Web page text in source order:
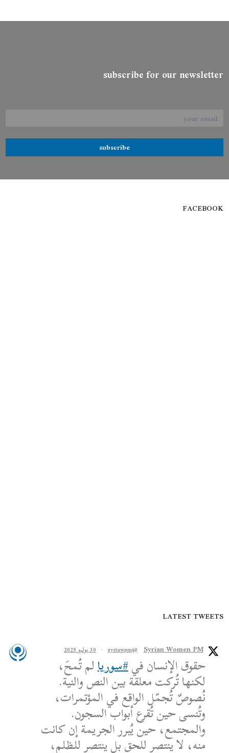
subscribe for our newsletter
subscribe
FACEBOOK
LATEST TWEETS
Syrian Women PM
@syriawpm
· 30 يوليو 2025
حقوق الإنسان في#سوريالم تُمحَ،
لكنها تُركت معلقة بين النص والنية.
نُصوصٌ تُجمّل الواقع في المؤتمرات،
وتُنسى حين تُقرع أبواب السجون.
والمجتمع، حين يُبرر الجريمة إن كانت
منه، لا ينتصر للحق بل ينتصر للظلم،